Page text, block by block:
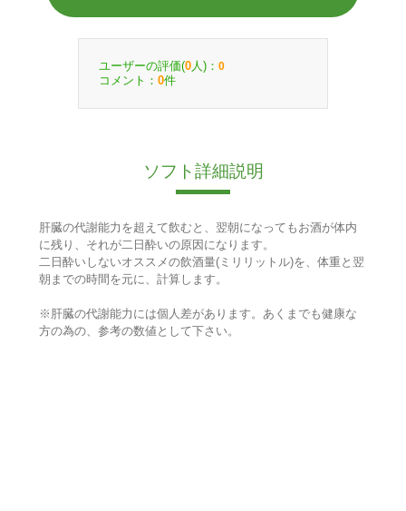
ユーザーの評価(0 人)： 0
コメント： 0件
ソフト詳細説明
肝臓の代謝能力を超えて飲むと、翌朝になってもお酒が体内
に残り、それが二日酔いの原因になります。
二日酔いしないオススメの飲酒量(ミリリットル)を、体重と翌
朝までの時間を元に、計算します。
※肝臓の代謝能力には個人差があります。あくまでも健康な
方の為の、参考の数値として下さい。